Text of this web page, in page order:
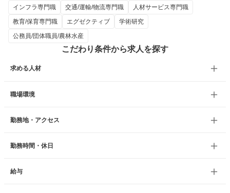
インフラ専門職
交通/運輸/物流専門職
人材サービス専門職
教育/保育専門職
エグゼクティブ
学術研究
公務員/団体職員/農林水産
こだわり条件から求人を探す
求める人材
職場環境
勤務地・アクセス
勤務時間・休日
給与